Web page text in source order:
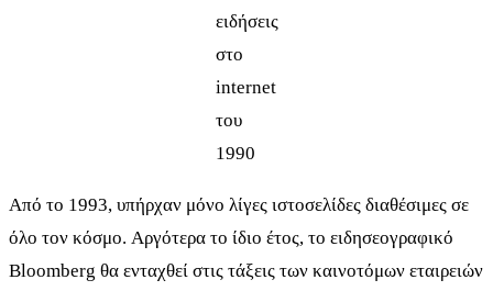
ειδήσεις
στο
internet
του
1990
Από το 1993, υπήρχαν μόνο λίγες ιστοσελίδες διαθέσιμες σε
όλο τον κόσμο. Αργότερα το ίδιο έτος, το ειδησεογραφικό
Bloomberg θα ενταχθεί στις τάξεις των καινοτόμων εταιρειών